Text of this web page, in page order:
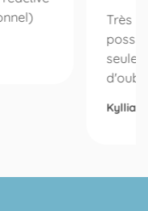
Très
d'oubli
Kyllian